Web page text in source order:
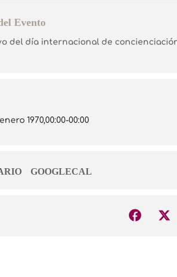
Evento
del día internacional de
1970,00:00-00:00
GOOGLECAL